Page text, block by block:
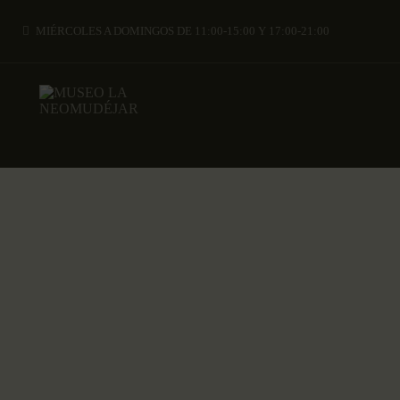
MIÉRCOLES A DOMINGOS DE 11:00-15:00 Y 17:00-21:00